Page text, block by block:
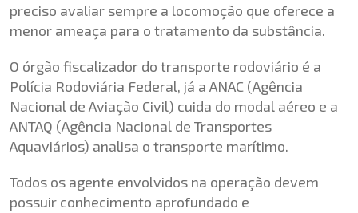
preciso avaliar sempre a locomoção que oferece a
menor ameaça para o tratamento da substância.
O órgão fiscalizador do transporte rodoviário é a
Polícia Rodoviária Federal, já a ANAC (Agência
Nacional de Aviação Civil) cuida do modal aéreo e a
ANTAQ (Agência Nacional de Transportes
Aquaviários) analisa o transporte marítimo.
Todos os agente envolvidos na operação devem
possuir conhecimento aprofundado e